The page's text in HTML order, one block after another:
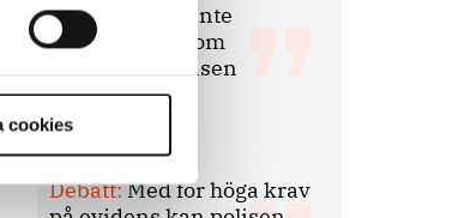
cookies
Replik:
Det är inte
evidenskrav som
bakbinder polisen
7 juli 2026
Debatt:Med för höga krav